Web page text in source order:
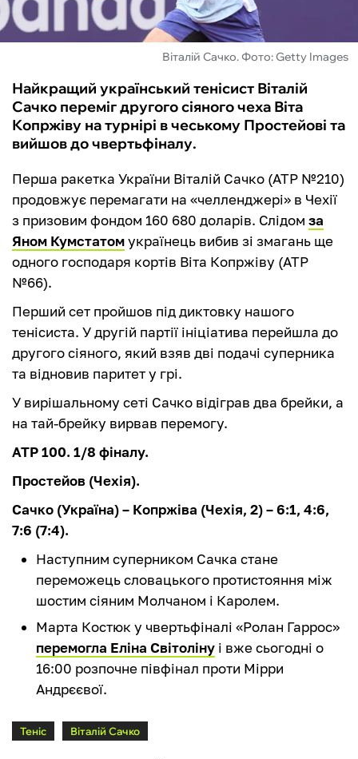
БУКМЕКЕРИ
Віталій Сачко. Фото: Getty Images
Найкращий український тенісист Віталій
Сачко переміг другого сіяного чеха Віта
Копржіву на турнірі в чеському Простейові та
вийшов до чвертьфіналу.
Перша ракетка України Віталій Сачко (АТР №210)
продовжує перемагати на «челленджері» в Чехії
з призовим фондом 160 680 доларів. Слідом за
Яном Кумстатомукраїнець вибив зі змагань ще
одного господаря кортів Віта Копржіву (АТР
№66).
Перший сет пройшов під диктовку нашого
тенісиста. У другій партії ініціатива перейшла до
другого сіяного, який взяв дві подачі суперника
та відновив паритет у грі.
У вирішальному сеті Сачко відіграв два брейки, а
на тай-брейку вирвав перемогу.
АТР 100. 1/8 фіналу.
Простейов (Чехія).
Сачко (Україна) – Копржіва (Чехія, 2) – 6:1, 4:6,
7:6 (7:4).
Наступним суперником Сачка стане
переможець словацького протистояння між
шостим сіяним Молчаном і Каролем.
Марта Костюк у чвертьфіналі «Ролан Гаррос»
перемогла Еліна Світоліну і вже сьогодні о
16:00 розпочне півфінал проти Мірри
Андрєєвої.
Теніс Віталій Сачко